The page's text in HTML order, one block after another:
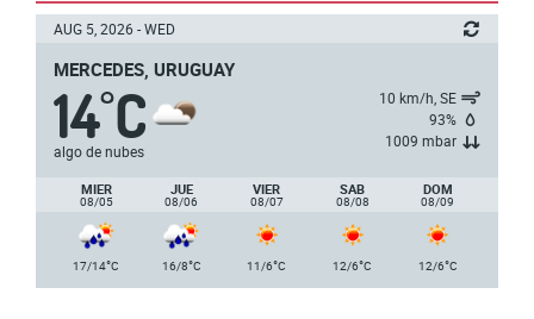
AUG 5, 2026 - WED
MERCEDES, URUGUAY
14°C
algo de nubes
10 km/h, SE
93%
1009 mbar
MIER
08/05
JUE
08/06
VIER
08/07
SAB
08/08
DOM
08/09
17/14°C 16/8°C 11/6°C 12/6°C 12/6°C